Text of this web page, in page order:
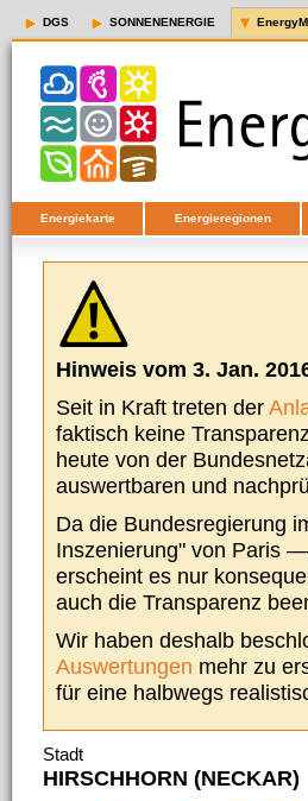
DGS SONNENENERGIE
Energiekarte Energieregionen
Hinweis vom 3. Jan.
Seit in Kraft treten der
faktisch keine
heute von der
auswertbaren und
Da die Bundesregierung
Inszenierung" von Paris
erscheint es nur
auch die Transparenz
Wir haben deshalb
Auswertungen mehr zu
für eine halbwegs
Stadt
HIRSCHHORN (NECKAR)